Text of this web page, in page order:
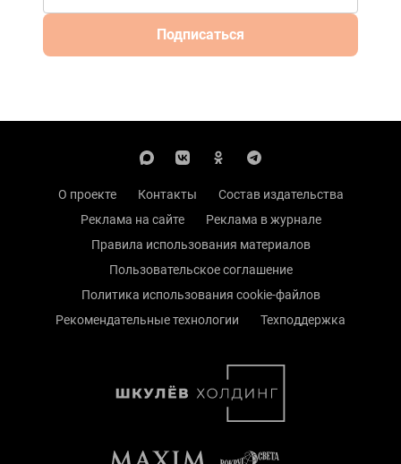
Подписаться
О проекте Контакты
Состав издательства
Реклама на сайте
Реклама в журнале
Правила использования материалов
Пользовательское соглашение
Политика использования cookie-файлов
Рекомендательные технологии
Техподдержка